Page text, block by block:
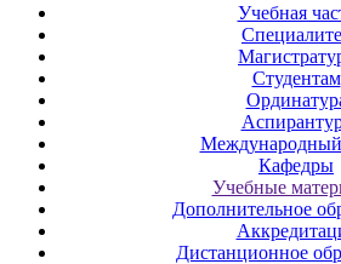
Учебная
Студентам
Международный
Кафедры
Учебные
Дополнительное
Дистанционное